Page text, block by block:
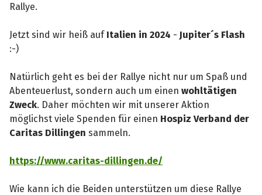
Rallye.
Jetzt sind wir heiß auf Italien in 2024 - Jupiter´s Flash
:-)
Natürlich geht es bei der Rallye nicht nur um Spaß und
Abenteuerlust, sondern auch um einenwohltätigen
Zweck. Daher möchten wir mit unserer Aktion
möglichst viele Spenden für einen Hospiz Verband der
Caritas Dillingen sammeln.
https://www.caritas-dillingen.de/
Wie kann ich die Beiden unterstützen um diese Rallye